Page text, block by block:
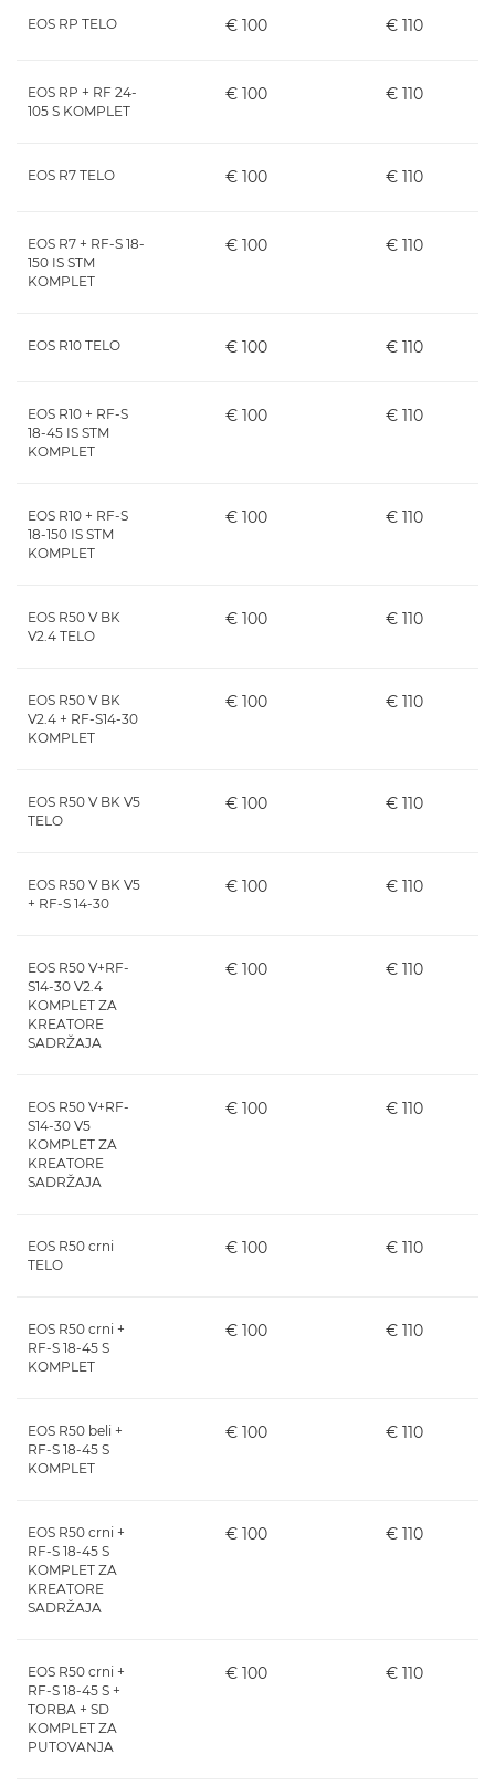
EOS RP TELO € 100 € 110
EOS RP + RF 24-
105 S KOMPLET
€ 100 € 110
EOS R7 TELO € 100 € 110
EOS R7 + RF-S 18-
150 IS STM
KOMPLET
€ 100 € 110
EOS R10 TELO € 100 € 110
EOS R10 + RF-S
18-45 IS STM
KOMPLET
€ 100 € 110
EOS R10 + RF-S
18-150 IS STM
KOMPLET
€ 100 € 110
EOS R50 V BK
V2.4 TELO
€ 100 € 110
EOS R50 V BK
V2.4 + RF-S14-30
KOMPLET
€ 100 € 110
EOS R50 V BK V5
TELO
€ 100 € 110
EOS R50 V BK V5
+ RF-S 14-30
€ 100 € 110
EOS R50 V+RF-
S14-30 V2.4
KOMPLET ZA
KREATORE
SADRŽAJA
€ 100 € 110
EOS R50 V+RF-
S14-30 V5
KOMPLET ZA
KREATORE
SADRŽAJA
€ 100 € 110
EOS R50 crni
TELO
€ 100 € 110
EOS R50 crni +
RF-S 18-45 S
KOMPLET
€ 100 € 110
EOS R50 beli +
RF-S 18-45 S
KOMPLET
€ 100 € 110
EOS R50 crni +
RF-S 18-45 S
KOMPLET ZA
KREATORE
SADRŽAJA
€ 100 € 110
EOS R50 crni +
RF-S 18-45 S +
TORBA + SD
KOMPLET ZA
PUTOVANJA
€ 100 € 110